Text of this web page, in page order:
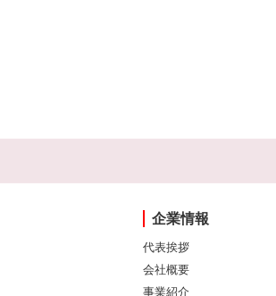
企業情報
代表挨拶
会社概要
事業紹介